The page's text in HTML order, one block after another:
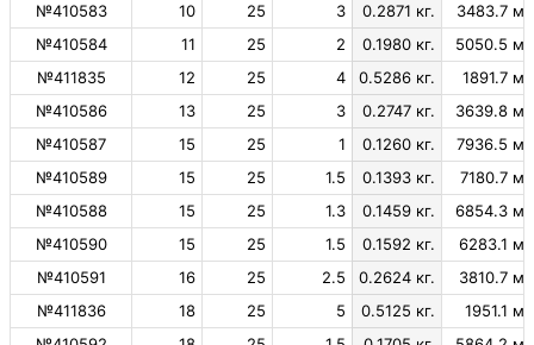
№410583
10 25 3 0.2871 кг.
3483.7 м.
№410584
11 25 2 0.1980 кг.
5050.5 м.
№411835
12 25 4 0.5286 кг.
1891.7 м.
№410586
13 25 3 0.2747 кг.
3639.8 м.
№410587
15 25 1 0.1260 кг.
7936.5 м.
№410589
15 25 1.5 0.1393 кг.
7180.7 м.
№410588
15 25 1.3 0.1459 кг.
6854.3 м.
№410590
15 25 1.5 0.1592 кг.
6283.1 м.
№410591
16 25 2.5 0.2624 кг.
3810.7 м.
№411836
18 25 5 0.5125 кг.
1951.1 м.